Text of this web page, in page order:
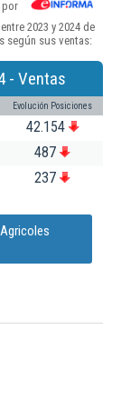
por
2023 y 2024 de
según sus ventas:
- Ventas
Evolución Posiciones
42.154
487
237